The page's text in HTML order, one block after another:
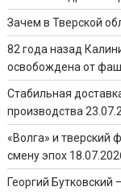
Зачем в Тверской
82 года назад
освобождена от
Стабильная
производства
«Волга» и тверский
смену эпох
Георгий Бутковский